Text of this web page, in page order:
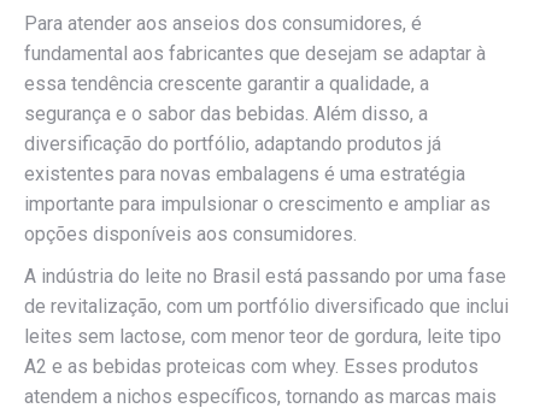
Para atender aos anseios dos consumidores, é
fundamental aos fabricantes que desejam se adaptar à
essa tendência crescente garantir a qualidade, a
segurança e o sabor das bebidas. Além disso, a
diversificação do portfólio, adaptando produtos já
existentes para novas embalagens é uma estratégia
importante para impulsionar o crescimento e ampliar as
opções disponíveis aos consumidores.
A indústria do leite no Brasil está passando por uma fase
de revitalização, com um portfólio diversificado que inclui
leites sem lactose, com menor teor de gordura, leite tipo
A2 e as bebidas proteicas com whey. Esses produtos
atendem a nichos específicos, tornando as marcas mais